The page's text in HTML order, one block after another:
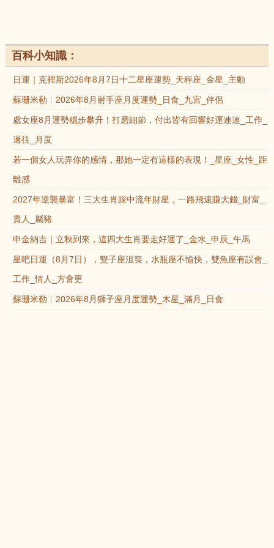
百科小知識：
日運｜克裡斯2026年8月7日十二星座運勢_天秤座_金星_主動
蘇珊米勒︱2026年8月射手座月度運勢_日食_九宮_伴侶
處女座8月運勢穩步攀升！打磨細節，付出皆有回響好運連連_工作_
過往_月度
若一個女人玩弄你的感情，那她一定有這樣的表現！_星座_女性_距
離感
2027年逆襲暴富！三大生肖踩中流年財星，一路飛速賺大錢_財富_
貴人_屬豬
申金納吉｜立秋到來，這四大生肖要走好運了_金水_申辰_午馬
星吧日運（8月7日），雙子座沮喪，水瓶座不愉快，雙魚座有誤會_
工作_情人_方會更
蘇珊米勒︱2026年8月獅子座月度運勢_木星_滿月_日食